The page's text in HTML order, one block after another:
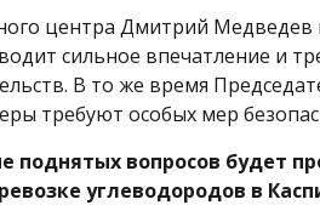
центра Дмитрий Медведев
сильное впечатление и
В то же время
требуют особых мер
вопросов будет
углеводородов в